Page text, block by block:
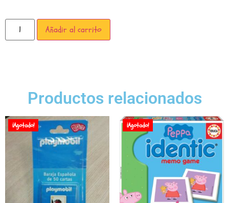
Añadir al carrito
Productos relacionados
¡Agotado! ¡Agotado!